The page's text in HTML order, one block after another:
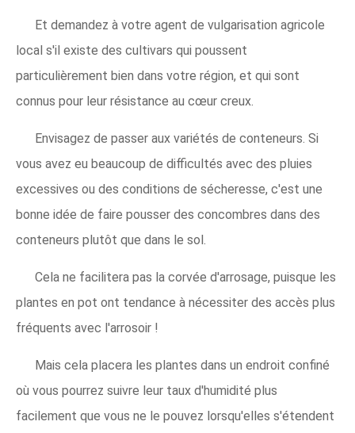
Et demandez à votre agent de vulgarisation agricole
local s'il existe des cultivars qui poussent
particulièrement bien dans votre région, et qui sont
connus pour leur résistance au cœur creux.
Envisagez de passer aux variétés de conteneurs. Si
vous avez eu beaucoup de difficultés avec des pluies
excessives ou des conditions de sécheresse, c'est une
bonne idée de faire pousser des concombres dans des
conteneurs plutôt que dans le sol.
Cela ne facilitera pas la corvée d'arrosage, puisque les
plantes en pot ont tendance à nécessiter des accès plus
fréquents avec l'arrosoir !
Mais cela placera les plantes dans un endroit confiné
où vous pourrez suivre leur taux d'humidité plus
facilement que vous ne le pouvez lorsqu'elles s'étendent